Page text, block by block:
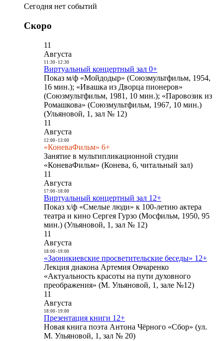
Сегодня нет событий
Скоро
11
Августа
11:30- 12:30
Виртуальный концертный зал 0+
Показ м/ф «Мойдодыр» (Союзмультфильм, 1954,
16 мин.); «Ивашка из Дворца пионеров»
(Союзмультфильм, 1981, 10 мин.); «Паровозик из
Ромашкова» (Союзмультфильм, 1967, 10 мин.)
(Ульяновой, 1, зал № 12)
11
Августа
12:00- 13:00
«КоневаФильм» 6+
Занятие в мультипликационной студии
«КоневаФильм» (Конева, 6, читальный зал)
11
Августа
17:00- 18:00
Виртуальный концертный зал 12+
Показ х/ф «Смелые люди» к 100-летию актера
театра и кино Сергея Гурзо (Мосфильм, 1950, 95
мин.) (Ульяновой, 1, зал № 12)
11
Августа
18:00- 19:00
«Заоникиевские просветительские беседы» 12+
Лекция диакона Артемия Овчаренко
«Актуальность красоты на пути духовного
преображения» (М. Ульяновой, 1, зале №12)
11
Августа
18:00- 19:00
Презентация книги 12+
Новая книга поэта Антона Чёрного «Сбор» (ул.
М. Ульяновой, 1, зал № 20)